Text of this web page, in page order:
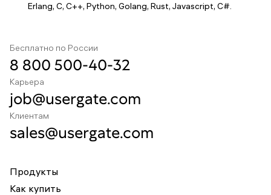
Erlang, C, C++, Python, Golang, Rust, Javascript, C#.
Бесплатно по России
8 800 500-40-32
Карьера
job@usergate.com
Клиентам
sales@usergate.com
Продукты
Как купить